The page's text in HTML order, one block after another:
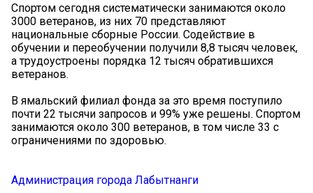
Спортом сегодня систематически занимаются около
3000 ветеранов, из них 70 представляют
национальные сборные России. Содействие в
обучении и переобучении получили 8,8 тысяч человек,
а трудоустроены порядка 12 тысяч обратившихся
ветеранов.
В ямальский филиал фонда за это время поступило
почти 22 тысячи запросов и 99% уже решены. Спортом
занимаются около 300 ветеранов, в том числе 33 с
ограничениями по здоровью.
Администрация города Лабытнанги